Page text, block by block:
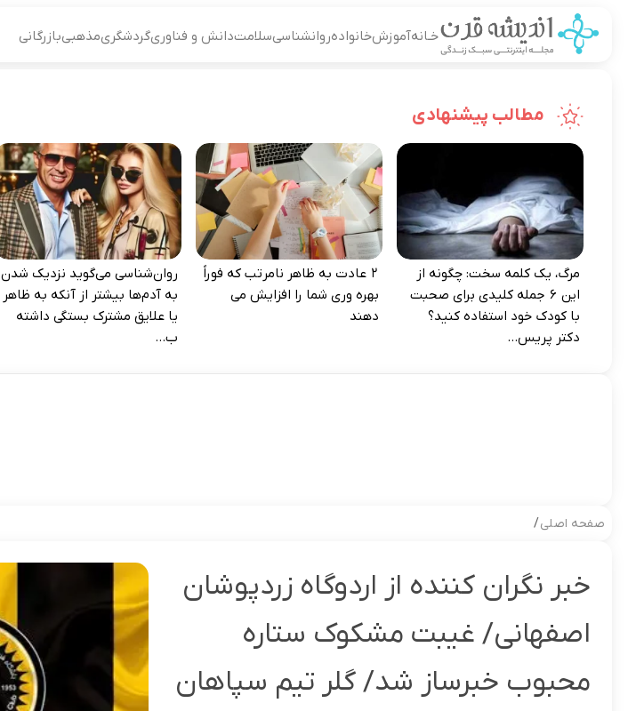
خـانهآموزشخانوادهروانشناسیسلامتدانش و فناوریگردشگریمذهبیبازرگانی
صفحه اصلی/
خبر نگران کننده از اردوگاه زردپوشان
اصفهانی/ غیبت مشکوک ستاره
محبوب خبرساز شد/ گلر تیم سپاهان
مطالب پیشنهادی
مرگ، یک کلمه سخت: چگونه از
این ۶ جمله کلیدی برای صحبت
با کودک خود استفاده کنید؟
دکتر پریس...
۲ عادت به‌ ظاهر نامرتب که فوراً
بهره‌ وری شما را افزایش می‌
دهند
روان‌شناسی می‌گوید نزدیک شدن
به آدم‌ها بیشتر از آنکه به ظاهر
یا علایق مشترک بستگی داشته
ب...